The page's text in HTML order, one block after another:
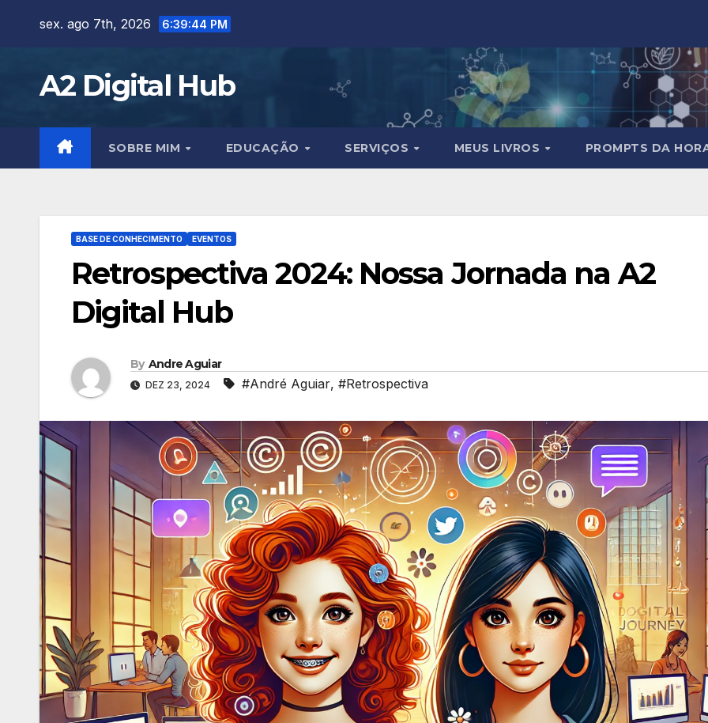
sex. ago 7th, 2026 6:39:45 PM
A2 Digital Hub
SOBRE MIM EDUCAÇÃO SERVIÇOS MEUS LIVROS PROMPTS DA
BASE DE CONHECIMENTO EVENTOS
Retrospectiva 2024: Nossa Jornada na A2
Digital Hub
By Andre Aguiar
DEZ 23, 2024 #André Aguiar, #Retrospectiva